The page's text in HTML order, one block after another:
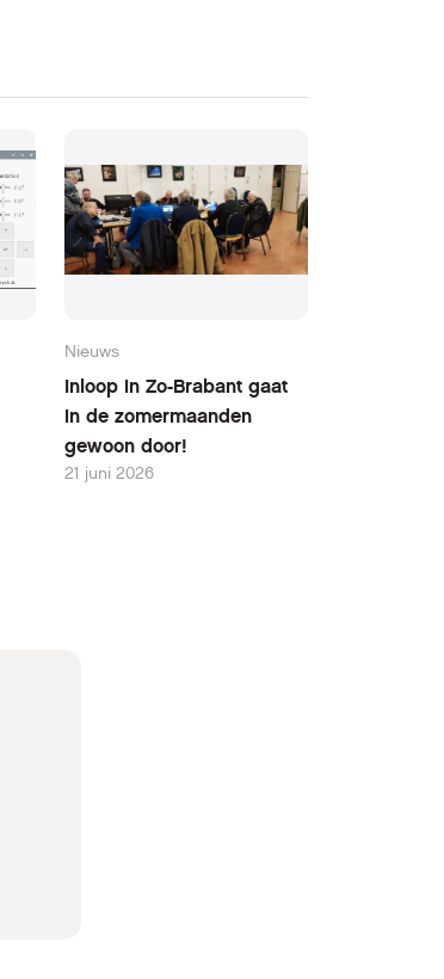
Nieuws
Inloop in Zo-Brabant gaat
in de zomermaanden
gewoon door!
21 juni 2026